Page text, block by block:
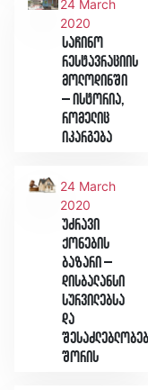
24 March
2020
საჩინო
რესტავრაციის
მოლოდინში
– ისტორია,
რომელიც
იკარგება
24 March
2020
უძრავი
ქონების
ბაზარი –
დისბალანსი
სურვილებსა
და
შორის